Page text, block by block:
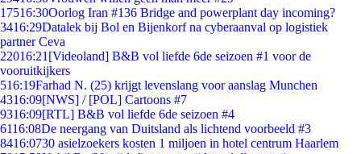
17516:30Oorlog Iran #136 Bridge and powerplant day incoming?
3416:29Datalek bij Bol en Bijenkorf na cyberaanval op logistiek
partner Ceva
22016:21 [Videoland] B&B vol liefde 6de seizoen #1 voor de
vooruitkijkers
516:19Farhad N. (25) krijgt levenslang voor aanslag Munchen
4316:09[NWS] / [POL] Cartoons #7
9316:09[RTL] B&B vol liefde 6de seizoen #4
6116:08De neergang van Duitsland als lichtend voorbeeld #3
8416:0730 asielzoekers kosten 1 miljoen in hotel centrum Haarlem